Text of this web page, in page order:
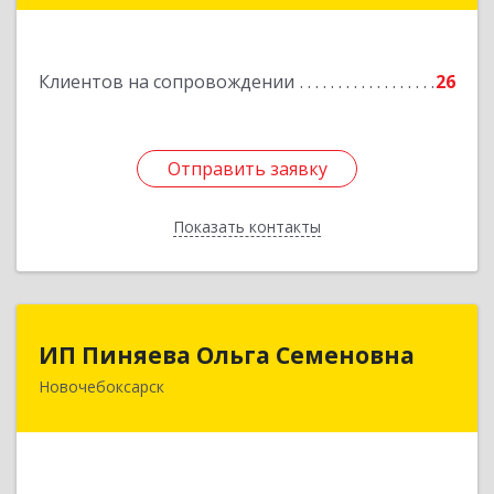
Клиентов на сопровождении 26
Отправить заявку
Показать контакты
Отправить заявку
Назад
ИП Пиняева Ольга Семеновна
Новочебоксарск
429965, Чувашская Республика - Чувашия,